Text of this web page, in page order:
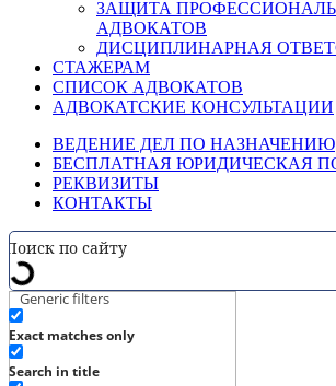
ЗАЩИТА
АДВОКАТОВ
ДИСЦИПЛИНАРНАЯ
СТАЖЕРАМ
СПИСОК АДВОКАТОВ
АДВОКАТСКИЕ КОНСУЛЬТАЦИИ
ВЕДЕНИЕ ДЕЛ ПО НАЗНАЧЕНИЮ
БЕСПЛАТНАЯ ЮРИДИЧЕСКАЯ
РЕКВИЗИТЫ
КОНТАКТЫ
Generic filters
Exact matches only
Search in title